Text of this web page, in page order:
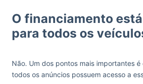
O financiamento
para todos os
Não. Um dos pontos mais importantes
todos os anúncios possuem acesso a